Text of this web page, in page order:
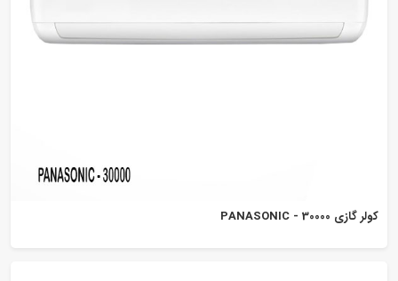
کولر گازی PANASONIC - 30000